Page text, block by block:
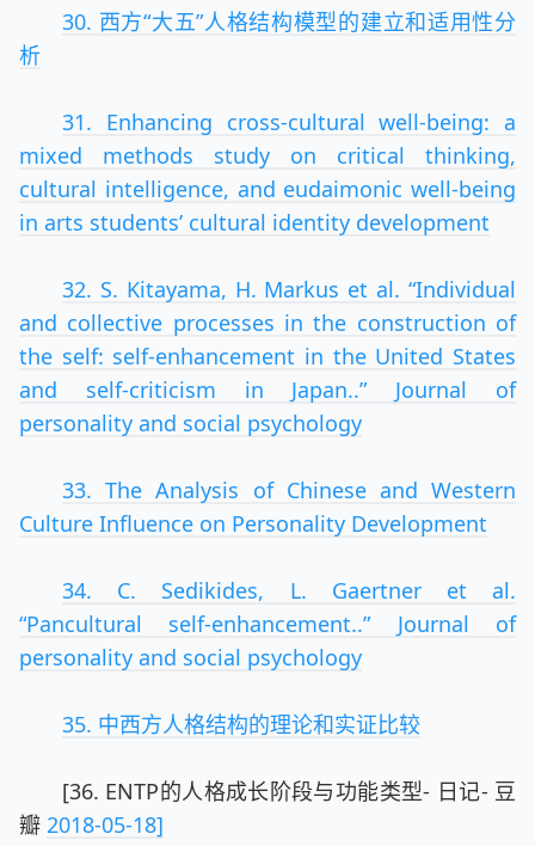
30. 西方“大五”人格结构模型的建立和适用性分
析
31. Enhancing cross-cultural well-being: a
mixed methods study on critical thinking,
cultural intelligence, and eudaimonic well-being
in arts students’ cultural identity development
32. S. Kitayama, H. Markus et al. “Individual
and collective processes in the construction of
the self: self-enhancement in the United States
and self-criticism in Japan..” Journal of
personality and social psychology
33. The Analysis of Chinese and Western
Culture Influence on Personality Development
34. C. Sedikides, L. Gaertner et al.
“Pancultural self-enhancement..” Journal of
personality and social psychology
35. 中西方人格结构的理论和实证比较
[36. ENTP的人格成长阶段与功能类型- 日记- 豆
瓣 2018-05-18]